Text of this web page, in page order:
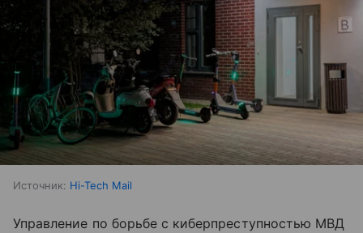
Источник: Hi-Tech Mail
Управление по борьбе с киберпреступностью МВД